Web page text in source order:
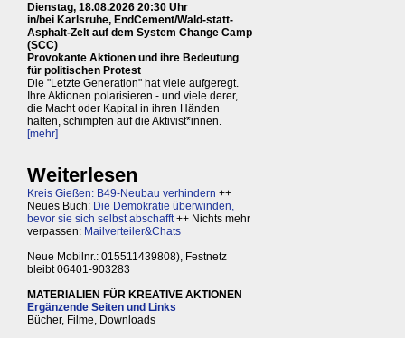
Dienstag, 18.08.2026 20:30 Uhr
in/bei Karlsruhe, EndCement/Wald-statt-
Asphalt-Zelt auf dem System Change Camp
(SCC)
Provokante Aktionen und ihre Bedeutung
für politischen Protest
Die "Letzte Generation" hat viele aufgeregt.
Ihre Aktionen polarisieren - und viele derer,
die Macht oder Kapital in ihren Händen
halten, schimpfen auf die Aktivist*innen.
[mehr]
Weiterlesen
Kreis Gießen: B49-Neubau verhindern ++
Neues Buch: Die Demokratie überwinden,
bevor sie sich selbst abschafft++ Nichts mehr
verpassen: Mailverteiler&Chats
Neue Mobilnr.: 015511439808), Festnetz
bleibt 06401-903283
MATERIALIEN FÜR KREATIVE AKTIONEN
Ergänzende Seiten und Links
Bücher, Filme, Downloads